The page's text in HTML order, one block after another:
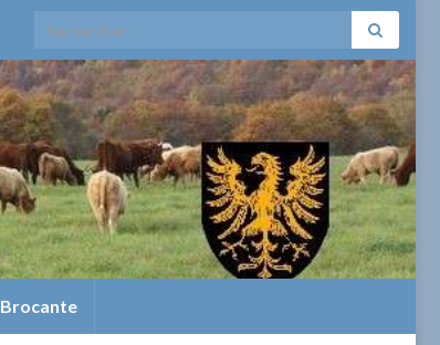
Search for:
Brocante